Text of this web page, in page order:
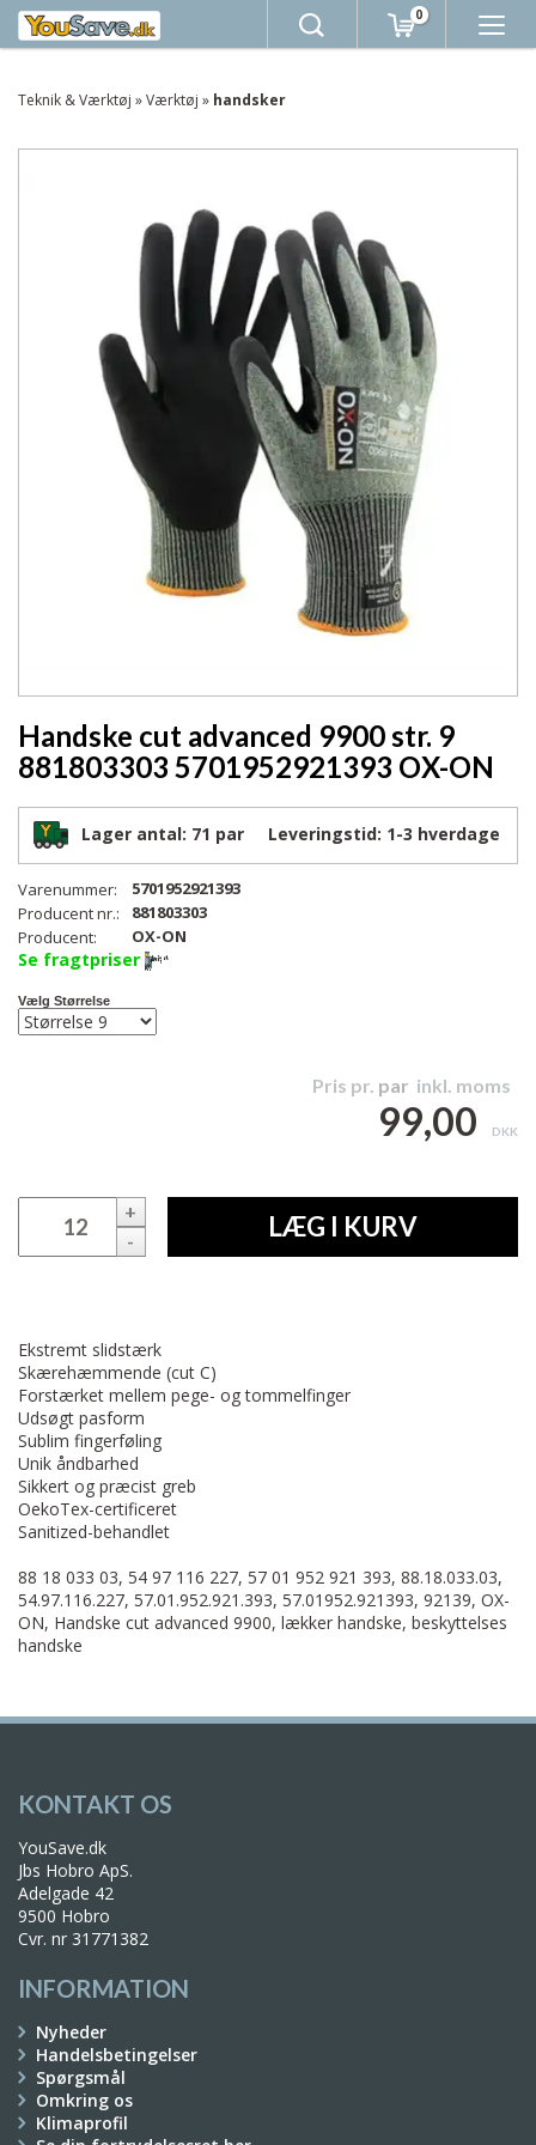
0
Teknik & Værktøj »Værktøj » handsker
Handske cut advanced 9900 str. 9
881803303 5701952921393 OX-ON
Lager antal: 71 par Leveringstid: 1-3 hverdage
Varenummer:
5701952921393
Producent nr.:
881803303
Producent:
OX-ON
Se fragtpriser
Vælg Størrelse
Pris pr. par inkl. moms
99,00 DKK
+
-
LÆG I KURV
Ekstremt slidstærk
Skærehæmmende (cut C)
Forstærket mellem pege- og tommelfinger
Udsøgt pasform
Sublim fingerføling
Unik åndbarhed
Sikkert og præcist greb
OekoTex-certificeret
Sanitized-behandlet
88 18 033 03, 54 97 116 227, 57 01 952 921 393, 88.18.033.03,
54.97.116.227, 57.01.952.921.393, 57.01952.921393, 92139, OX-
ON, Handske cut advanced 9900, lækker handske, beskyttelses
handske
KONTAKT OS
YouSave.dk
Jbs Hobro ApS.
Adelgade 42
9500 Hobro
Cvr. nr 31771382
INFORMATION
Nyheder
Handelsbetingelser
Spørgsmål
Omkring os
Klimaprofil